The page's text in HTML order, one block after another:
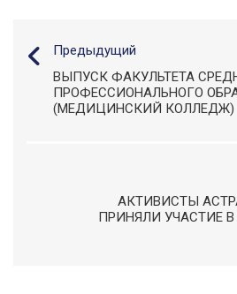
Предыдущий
ВЫПУСК ФАКУЛЬТЕТА
ПРОФЕССИОНАЛЬНОГО
(МЕДИЦИНСКИЙ КОЛЛЕДЖ)
АКТИВИСТЫ
ПРИНЯЛИ УЧАСТИЕ